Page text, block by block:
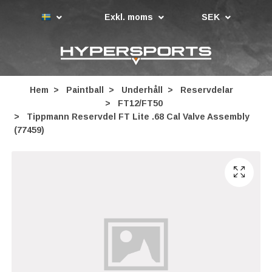
Exkl. moms SEK
Hem Paintball Underhåll
Reservdelar
FT12/FT50
Tippmann Reservdel FT Lite .68 Cal Valve Assembly
(77459)